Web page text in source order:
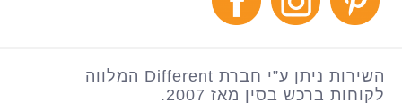
השירות ניתן ע”י חברת Different המלווה
לקוחות ברכש בסין מאז 2007.